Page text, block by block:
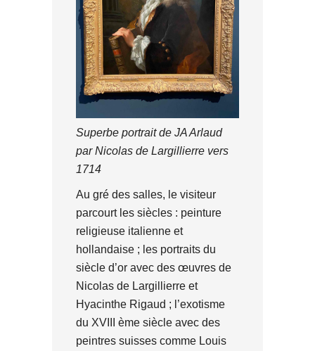
Superbe portrait de JA Arlaud
par Nicolas de Largillierre vers
1714
Au gré des salles, le visiteur
parcourt les siècles : peinture
religieuse italienne et
hollandaise ; les portraits du
siècle d’or avec des œuvres de
Nicolas de Largillierre et
Hyacinthe Rigaud ; l’exotisme
du XVIII ème siècle avec des
peintres suisses comme Louis